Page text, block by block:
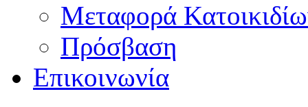
Μεταφορά
Πρόσβαση
Επικοινωνία